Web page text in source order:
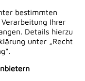
bestimmten
Ihrer
Details hierzu
unter „Recht